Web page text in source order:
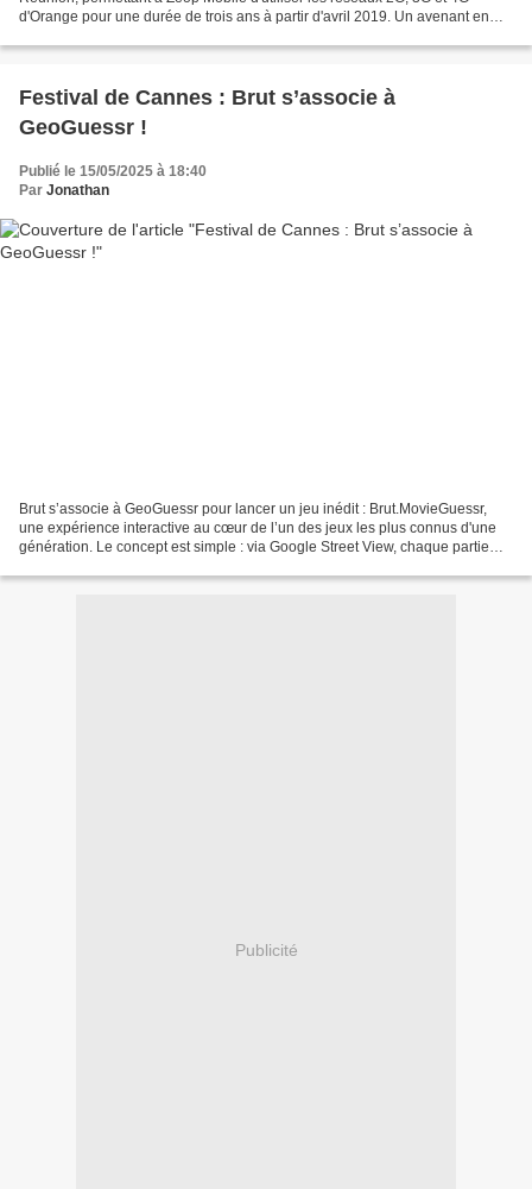
d'Orange pour une durée de trois ans à partir d'avril 2019. Un avenant en
Festival de Cannes : Brut s’associe à
GeoGuessr !
Publié le 15/05/2025 à 18:40
Par Jonathan
Brut s’associe à GeoGuessr pour lancer un jeu inédit : Brut.MovieGuessr,
une expérience interactive au cœur de l’un des jeux les plus connus d'une
génération. Le concept est simple : via Google Street View, chaque partie
Publicité